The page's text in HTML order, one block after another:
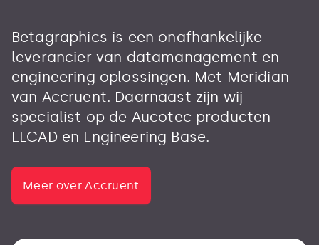
Betagraphics is een onafhankelijke
leverancier van datamanagement en
engineering oplossingen. Met Meridian
van Accruent. Daarnaast zijn wij
specialist op de Aucotec producten
ELCAD en Engineering Base.
Meer over Accruent